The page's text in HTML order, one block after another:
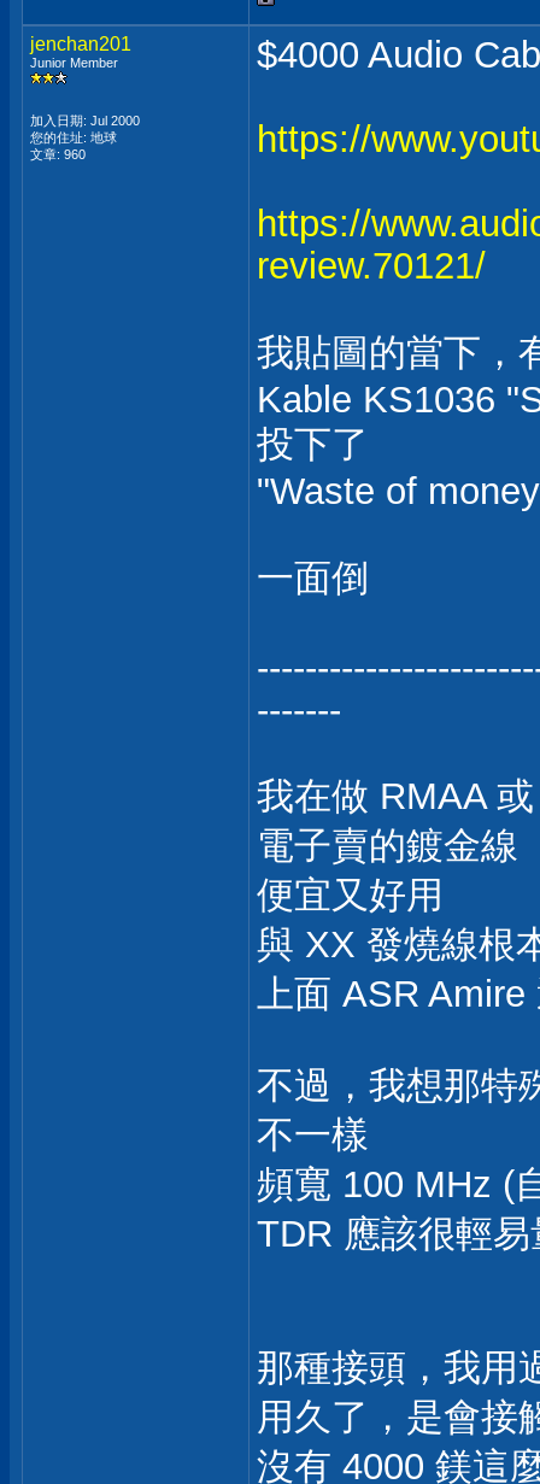
jenchan201
Junior Member
加入日期: Jul 2000
您的住址: 地球
文章: 960
$4000 Audio
https://
https://
review.70121/
我貼圖的當下，
Kable KS1036
投下了
"Waste of
一面倒
-------
我在做 RMAA
電子賣的鍍金線
便宜又好用
與 XX 發燒線根
上面 ASR
不過，我想那特
不一樣
頻寬 100 MHz (
TDR 應該很輕
那種接頭，我用
用久了，是會接
沒有 4000 鎂這